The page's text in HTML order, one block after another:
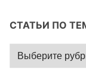
СТАТЬИ ПО
Статьи
по